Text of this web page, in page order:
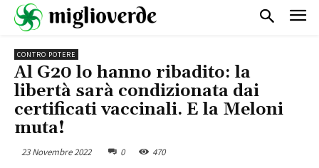
CONTRO POTERE
Al G20 lo hanno ribadito: la
libertà sarà condizionata dai
certificati vaccinali. E la Meloni
muta!
23 Novembre 2022 0 470